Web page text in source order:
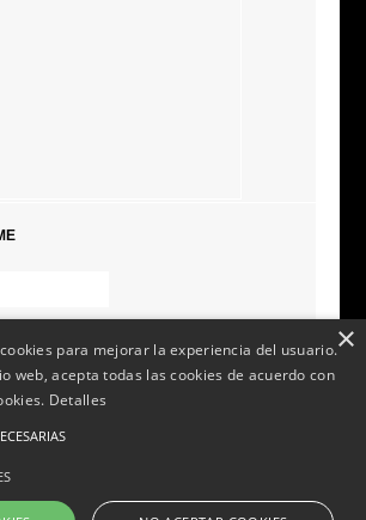
Aviso Legal- Política de Privacidad Política de Cookies-
para mejorar la experiencia del usuario.
web, acepta todas las cookies de acuerdo con
Detalles
×